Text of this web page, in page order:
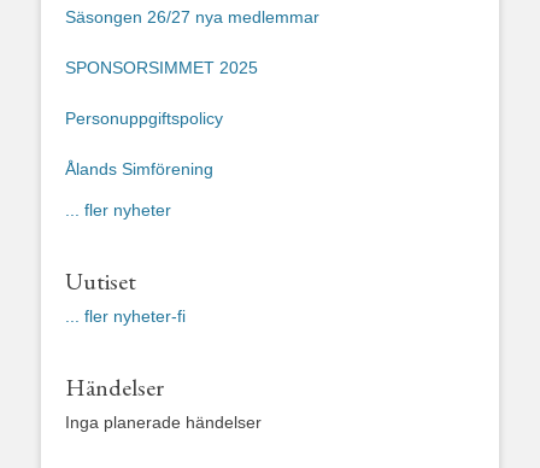
Säsongen 26/27 nya medlemmar
SPONSORSIMMET 2025
Personuppgiftspolicy
Ålands Simförening
... fler nyheter
Uutiset
... fler nyheter-fi
Händelser
Inga planerade händelser